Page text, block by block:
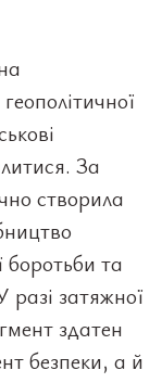
За
створила
боротьби та
затяжної
здатен
безпеки, а й